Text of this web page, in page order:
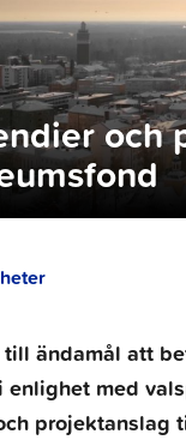
och
till ändamål att
med
projektanslag